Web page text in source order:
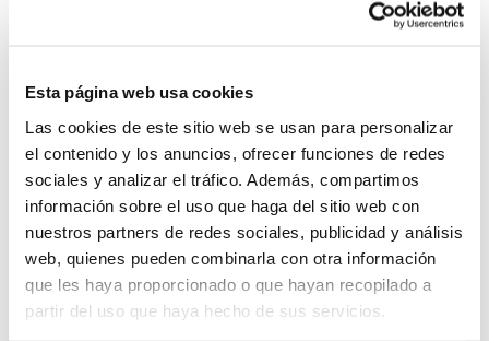
Esta página web usa cookies
Las cookies de este sitio web se usan para personalizar
el contenido y los anuncios, ofrecer funciones de redes
sociales y analizar el tráfico. Además, compartimos
información sobre el uso que haga del sitio web con
nuestros partners de redes sociales, publicidad y análisis
web, quienes pueden combinarla con otra información
que les haya proporcionado o que hayan recopilado a
partir del uso que haya hecho de sus servicios.
FARMACIA MONSEC BRUNET, ESMERALDA
C. SOLDEVILLA, 13